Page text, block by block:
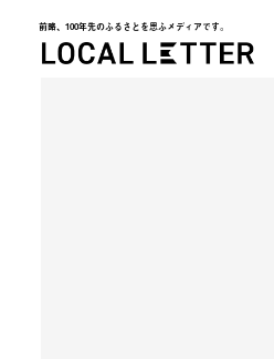
前略、100年先のふるさとを思ふメディアです。